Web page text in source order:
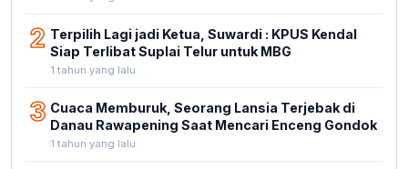
2 Terpilih Lagi jadi Ketua, Suwardi : KPUS Kendal
Siap Terlibat Suplai Telur untuk MBG
1 tahun yang lalu
3 Cuaca Memburuk, Seorang Lansia Terjebak di
Danau Rawapening Saat Mencari Enceng Gondok
1 tahun yang lalu